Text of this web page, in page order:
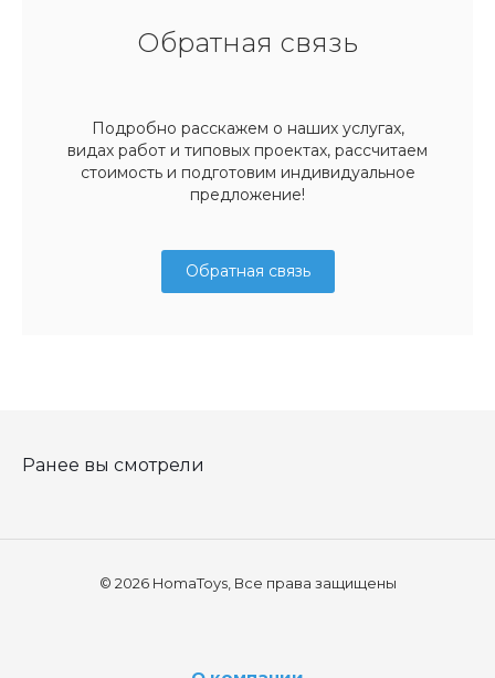
Обратная связь
Подробно расскажем о наших услугах,
видах работ и типовых проектах, рассчитаем
стоимость и подготовим индивидуальное
предложение!
Обратная связь
Ранее вы смотрели
© 2026 HomaToys, Все права защищены